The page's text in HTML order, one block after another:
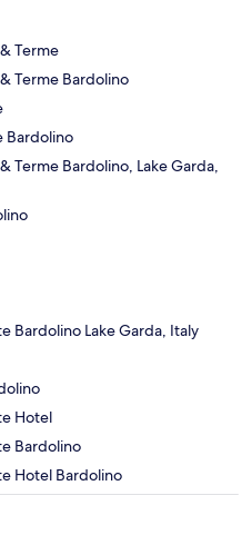
Terme
Terme Bardolino
Bardolino
Terme Bardolino, Lake Garda,
Bardolino Lake Garda, Italy
Hotel
Bardolino
Hotel Bardolino